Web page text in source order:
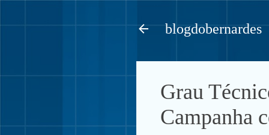
blogdobernardes
Grau
Campanha